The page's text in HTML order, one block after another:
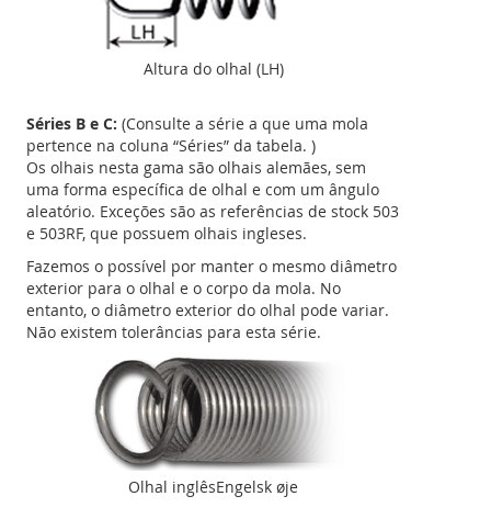
Altura do olhal (LH)
Séries B e C: (Consulte a série a que uma mola
pertence na coluna “Séries” da tabela. )
Os olhais nesta gama são olhais alemães, sem
uma forma específica de olhal e com um ângulo
aleatório. Exceções são as referências de stock 503
e 503RF, que possuem olhais ingleses.
Fazemos o possível por manter o mesmo diâmetro
exterior para o olhal e o corpo da mola. No
entanto, o diâmetro exterior do olhal pode variar.
Não existem tolerâncias para esta série.
Olhal inglêsEngelsk øje